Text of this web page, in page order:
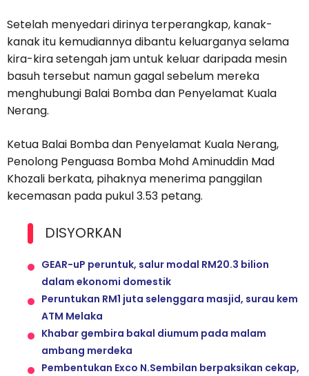
Setelah menyedari dirinya terperangkap, kanak-
kanak itu kemudiannya dibantu keluarganya selama
kira-kira setengah jam untuk keluar daripada mesin
basuh tersebut namun gagal sebelum mereka
menghubungi Balai Bomba dan Penyelamat Kuala
Nerang.
Ketua Balai Bomba dan Penyelamat Kuala Nerang,
Penolong Penguasa Bomba Mohd Aminuddin Mad
Khozali berkata, pihaknya menerima panggilan
kecemasan pada pukul 3.53 petang.
DISYORKAN
GEAR-uP peruntuk, salur modal RM20.3 bilion
dalam ekonomi domestik
Peruntukan RM1 juta selenggara masjid, surau kem
ATM Melaka
Khabar gembira bakal diumum pada malam
ambang merdeka
Pembentukan Exco N.Sembilan berpaksikan cekap,